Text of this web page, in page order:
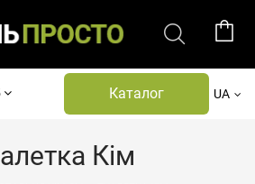
Каталог UA
Кім